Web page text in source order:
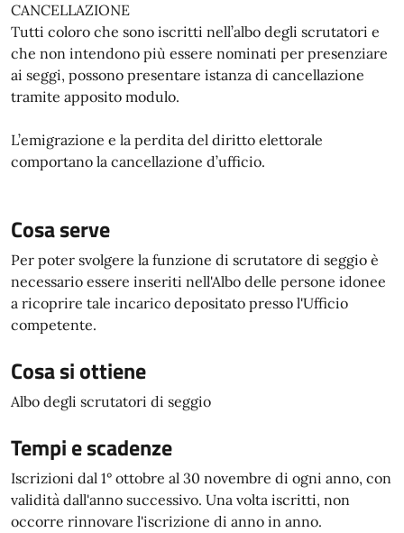
CANCELLAZIONE
Tutti coloro che sono iscritti nell’albo degli scrutatori e
che non intendono più essere nominati per presenziare
ai seggi, possono presentare istanza di cancellazione
tramite apposito modulo.
L’emigrazione e la perdita del diritto elettorale
comportano la cancellazione d’ufficio.
Cosa serve
Per poter svolgere la funzione di scrutatore di seggio è
necessario essere inseriti nell'Albo delle persone idonee
a ricoprire tale incarico depositato presso l'Ufficio
competente.
Cosa si ottiene
Albo degli scrutatori di seggio
Tempi e scadenze
Iscrizioni dal 1° ottobre al 30 novembre di ogni anno, con
validità dall'anno successivo. Una volta iscritti, non
occorre rinnovare l'iscrizione di anno in anno.